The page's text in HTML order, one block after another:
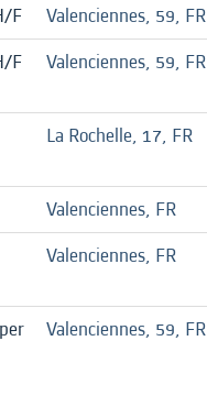
F Valenciennes, 59, FR
F
Valenciennes, 59, FR
La Rochelle, 17, FR
Valenciennes, FR
Valenciennes, FR
Valenciennes, 59, FR